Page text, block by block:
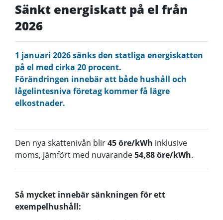
Sänkt energiskatt på el från
2026
1 januari 2026 sänks den statliga energiskatten
på el med cirka 20 procent.
Förändringen innebär att både hushåll och
lågelintesniva företag kommer få lägre
elkostnader.
Den nya skattenivån blir45 öre/kWh inklusive
moms, jämfört med nuvarande54,88 öre/kWh.
Så mycket innebär sänkningen för ett
exempelhushåll: